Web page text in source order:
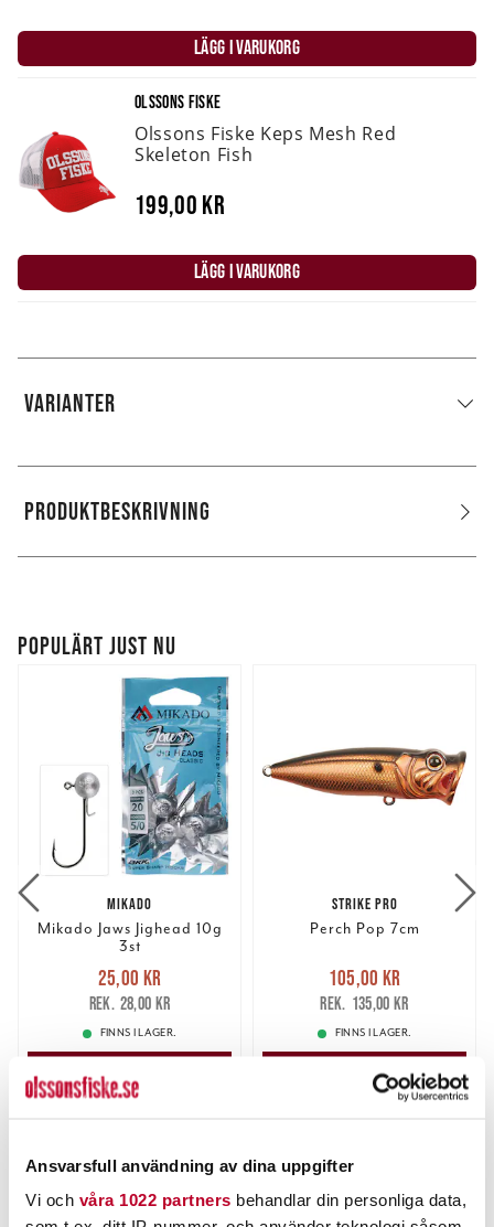
Ansvarsfull användning av dina uppgifter
Vi och våra 1022 partners behandlar din personliga data,
LÄGG I VARUKORG
OLSSONS FISKE
Olssons Fiske Keps Mesh Red
Skeleton Fish
199,00 kr
LÄGG I VARUKORG
VARIANTER
PRODUKTBESKRIVNING
POPULÄRT JUST NU
MIKADO
Mikado Jaws Jighead 10g
3st
Nuvarande pris
25,00 krTidigare pris
28,00 kr
25,00 kr
28,00 kr
FINNS I LAGER.
LÄS MER
STRIKE PRO
Perch Pop 7cm
Nuvarande pris
105,00 krTidigare pris
135,00 kr
105,00 kr
135,00 kr
FINNS I LAGER.
LÄS MER
ANDRA TITTADE OCKSÅ PÅ
5% 5%